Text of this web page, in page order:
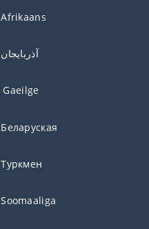
Afrikaans
آذربايجان
Gaeilge
Беларуская
Туркмен
Soomaaliga